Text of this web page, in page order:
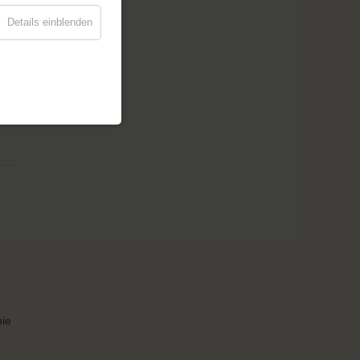
Details einblenden